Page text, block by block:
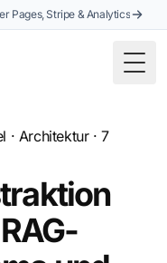
Pages, Stripe & Analytics
· Architektur·7